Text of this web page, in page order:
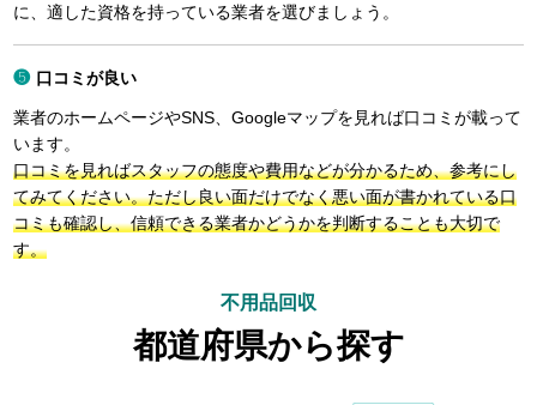
に、適した資格を持っている業者を選びましょう。
口コミが良い
業者のホームページやSNS、Googleマップを見れば口コミが載って
います。
口コミを見ればスタッフの態度や費用などが分かるため、参考にし
てみてください。ただし良い面だけでなく悪い面が書かれている口
コミも確認し、信頼できる業者かどうかを判断することも大切で
す。
不用品回収
都道府県から探す